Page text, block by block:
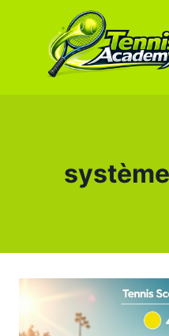
contenu